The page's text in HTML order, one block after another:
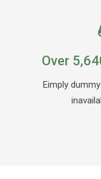
Over
Eimply